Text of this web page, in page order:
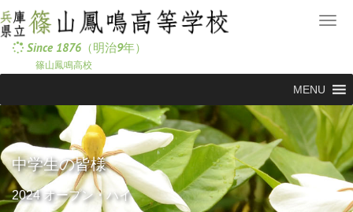
メ
ー
Since 1876（明治9年）
篠山鳳鳴高校
MENU
中学生の皆様
2024 オープン・ハイ